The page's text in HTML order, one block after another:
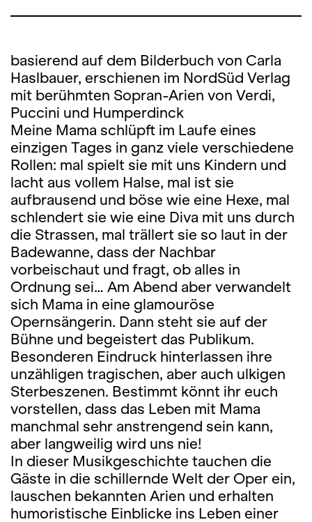
basierend auf dem Bilderbuch von Carla
Haslbauer, erschienen im NordSüd Verlag
mit berühmten Sopran-Arien von Verdi,
Puccini und Humperdinck
Meine Mama schlüpft im Laufe eines
einzigen Tages in ganz viele verschiedene
Rollen: mal spielt sie mit uns Kindern und
lacht aus vollem Halse, mal ist sie
aufbrausend und böse wie eine Hexe, mal
schlendert sie wie eine Diva mit uns durch
die Strassen, mal trällert sie so laut in der
Badewanne, dass der Nachbar
vorbeischaut und fragt, ob alles in
Ordnung sei… Am Abend aber verwandelt
sich Mama in eine glamouröse
Opernsängerin. Dann steht sie auf der
Bühne und begeistert das Publikum.
Besonderen Eindruck hinterlassen ihre
unzähligen tragischen, aber auch ulkigen
Sterbeszenen. Bestimmt könnt ihr euch
vorstellen, dass das Leben mit Mama
manchmal sehr anstrengend sein kann,
aber langweilig wird uns nie!
In dieser Musikgeschichte tauchen die
Gäste in die schillernde Welt der Oper ein,
lauschen bekannten Arien und erhalten
humoristische Einblicke ins Leben einer